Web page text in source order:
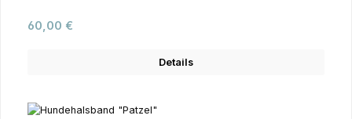
Regulärer Preis:
60,00 €
Details